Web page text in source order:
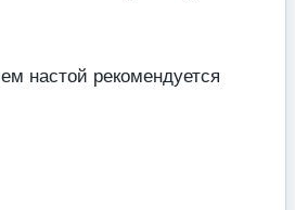
настой рекомендуется